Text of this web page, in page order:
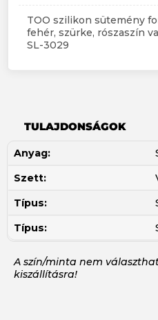
TOO szilikon sütemény
fehér, szürke, rószaszín
SL-3029
TULAJDONSÁGOK
Anyag:
Szett:
Típus:
Típus:
A szín/minta nem
kiszállításra!